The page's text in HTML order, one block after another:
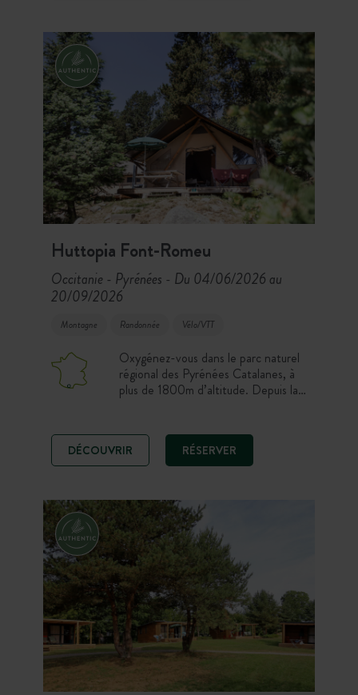
le VTT…
Huttopia Font-Romeu
Occitanie - Pyrénées - Du 04/06/2026 au
20/09/2026
Montagne Randonnée Vélo/VTT
Oxygénez-vous dans le parc naturel
régional des Pyrénées Catalanes, à
plus de 1800m d’altitude. Depuis la
pyrénéen. Partez découvrir les
paysages exceptionnels, les lacs et
montagnes en randonnées ou vélo.
DÉCOUVRIR RÉSERVER